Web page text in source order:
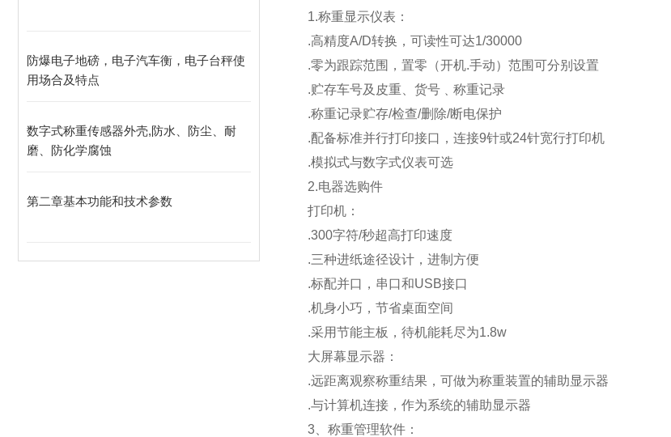
防爆电子地磅，电子汽车衡，电子台秤使
用场合及特点
数字式称重传感器外壳,防水、防尘、耐
磨、防化学腐蚀
第二章基本功能和技术参数
1.称重显示仪表：
.高精度A/D转换，可读性可达1/30000
.零为跟踪范围，置零（开机.手动）范围可分别设置
.贮存车号及皮重、货号﹑称重记录
.称重记录贮存/检查/删除/断电保护
.配备标准并行打印接口，连接9针或24针宽行打印机
.模拟式与数字式仪表可选
2.电器选购件
打印机：
.300字符/秒超高打印速度
.三种进纸途径设计，进制方便
.标配并口，串口和USB接口
.机身小巧，节省桌面空间
.采用节能主板，待机能耗尽为1.8w
大屏幕显示器：
.远距离观察称重结果，可做为称重装置的辅助显示器
.与计算机连接，作为系统的辅助显示器
3 、称重管理软件：